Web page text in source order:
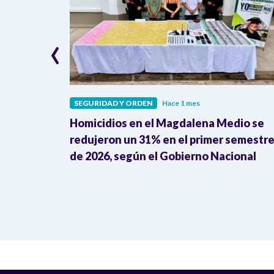
SEGURIDAD Y ORDEN Hace 1 mes
Homicidios en el Magdalena Medio se
redujeron un 31% en el primer semestre
de 2026, según el Gobierno Nacional
‹